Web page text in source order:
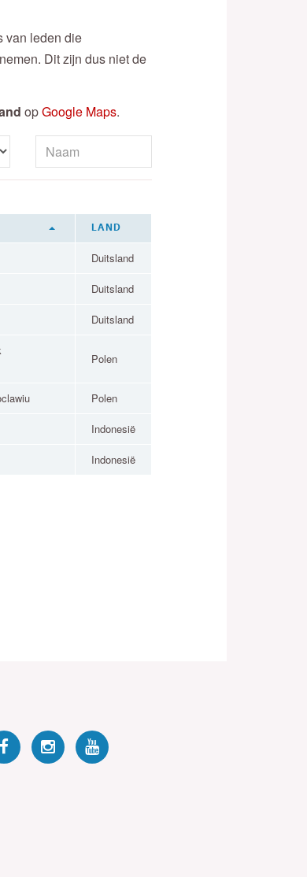
van leden die
Dit zijn dus niet de
opGoogle Maps.
LAND
Duitsland
Duitsland
Duitsland
Polen
Polen
Indonesië
Indonesië